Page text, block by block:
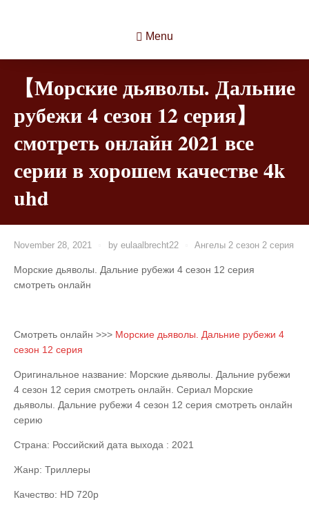
Menu
【Морские дьяволы. Дальние
рубежи 4 сезон 12 серия】
смотреть онлайн 2021 все
серии в хорошем качестве 4k
uhd
November 28, 2021 by eulaalbrecht22 Ангелы 2 сезон 2 серия
Морские дьяволы. Дальние рубежи 4 сезон 12 серия
смотреть онлайн
Смотреть онлайн >>> Морские дьяволы. Дальние рубежи 4
сезон 12 серия
Оригинальное название: Морские дьяволы. Дальние рубежи
4 сезон 12 серия смотреть онлайн. Сериал Морские
дьяволы. Дальние рубежи 4 сезон 12 серия смотреть онлайн
серию
Страна: Российский дата выхода : 2021
Жанр: Триллеры
Качество: HD 720p